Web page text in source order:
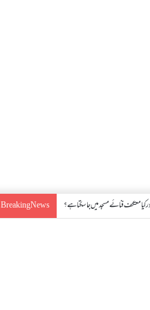
Breaking News معتکف فنائے مسجد میں جا سکتا ہے؟